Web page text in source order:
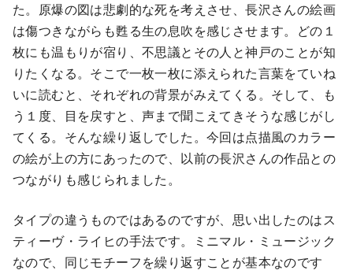
た。原爆の図は悲劇的な死を考えさせ、長沢さんの絵画
は傷つきながらも甦る生の息吹を感じさせます。どの１
枚にも温もりが宿り、不思議とその人と神戸のことが知
りたくなる。そこで一枚一枚に添えられた言葉をていね
いに読むと、それぞれの背景がみえてくる。そして、も
う１度、目を戻すと、声まで聞こえてきそうな感じがし
てくる。そんな繰り返しでした。今回は点描風のカラー
の絵が上の方にあったので、以前の長沢さんの作品との
つながりも感じられました。
タイプの違うものではあるのですが、思い出したのはス
ティーヴ・ライヒの手法です。ミニマル・ミュージック
なので、同じモチーフを繰り返すことが基本なのです